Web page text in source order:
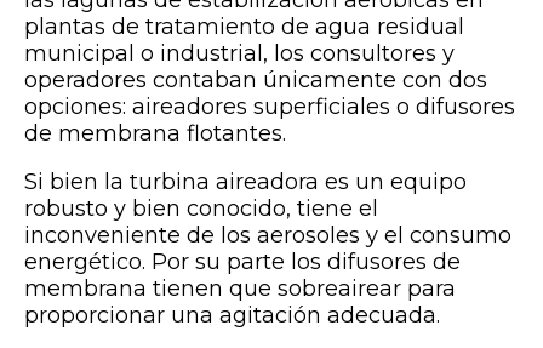
plantas de tratamiento de agua residual
municipal o industrial, los consultores y
operadores contaban únicamente con dos
opciones: aireadores superficiales o difusores
de membrana flotantes.
Si bien la turbina aireadora es un equipo
robusto y bien conocido, tiene el
inconveniente de los aerosoles y el consumo
energético. Por su parte los difusores de
membrana tienen que sobreairear para
proporcionar una agitación adecuada.